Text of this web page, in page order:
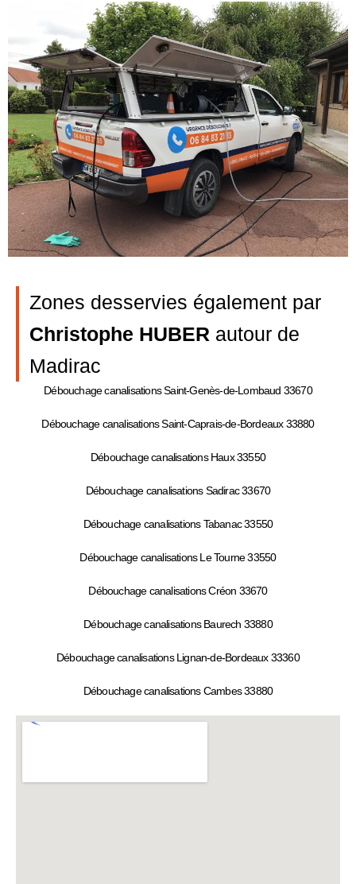
Zones desservies également par
Christophe HUBER autour de
Madirac
Débouchage canalisations Saint-Genès-de-Lombaud 33670
Débouchage canalisations Saint-Caprais-de-Bordeaux 33880
Débouchage canalisations Haux 33550
Débouchage canalisations Sadirac 33670
Débouchage canalisations Tabanac 33550
Débouchage canalisations Le Tourne 33550
Débouchage canalisations Créon 33670
Débouchage canalisations Baurech 33880
Débouchage canalisations Lignan-de-Bordeaux 33360
Débouchage canalisations Cambes 33880